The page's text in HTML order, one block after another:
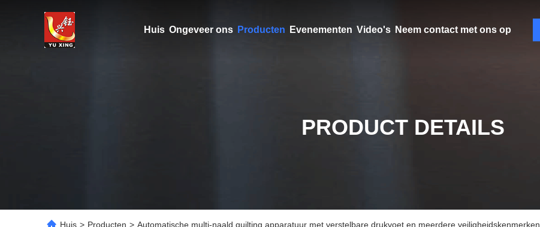
Huis Ongeveer ons Producten Evenementen Video's Neem contact met ons op
PRODUCT DETAILS
Huis > Producten > Automatische multi-naald quilting apparatuur met verstelbare drukvoet en meerdere veiligheidskenmerken